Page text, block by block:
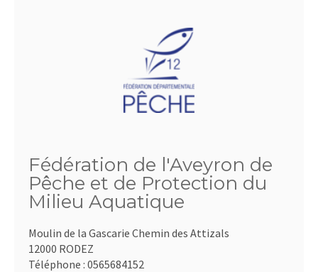
Fédération de l'Aveyron de
Pêche et de Protection du
Milieu Aquatique
Moulin de la Gascarie Chemin des Attizals
12000 RODEZ
Téléphone : 0565684152